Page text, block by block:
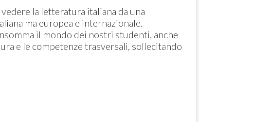
vedere la letteratura italiana da una
ma europea e internazionale.
il mondo dei nostri studenti, anche
e le competenze trasversali, sollecitando